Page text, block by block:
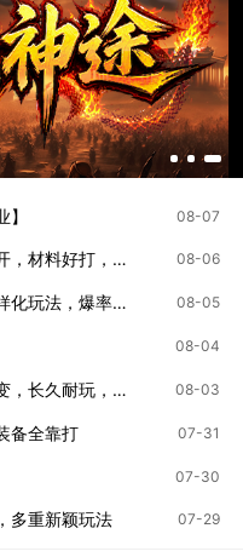
08-07
斗战神途 | 解密剧情，爆率全开，材料好打，深度养成 08-06
新火龙神途 | 十五种职业，多样化玩法，爆率适中 08-05
08-04
龙城神途 | 百种天赋，复古微变，长久耐玩，全部靠打 08-03
备全靠打 07-31
07-30
多重新颖玩法 07-29